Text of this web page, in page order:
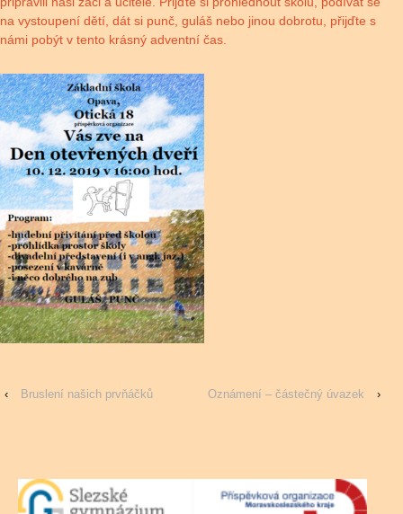
na vystoupení dětí, dát si punč, guláš nebo jinou dobrotu, přijďte s
námi pobýt v tento krásný adventní čas.
‹ Bruslení našich prvňáčků Oznámení – částečný úvazek ›